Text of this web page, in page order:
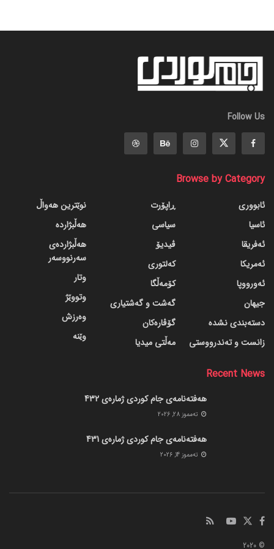
Follow Us
Browse by Category
ئابووری
ئاسیا
ئەفریقا
ئەمریکا
ئەورووپا
جیهان
دسته‌بندی نشده
زانست و تەندرووستی
ڕاپۆرت
سیاسی
ڤیدیۆ
کەلتوری
کۆمەڵگا
گه‌شت و گه‌شتیاری
گۆڤاره‌کان
مەڵتی میدیا
نوێترین هەواڵ
هەڵبژاردە
هەڵبژاردەی
سەرنووسەر
وتار
وتووێژ
وەرزش
وێنە
Recent News
هەفتەنامەی جام کوردی ژمارەی 432
ته‌مموز 28, 2026
هەفتەنامەی جام کوردی ژمارەی 431
ته‌مموز 14, 2026
© 2020